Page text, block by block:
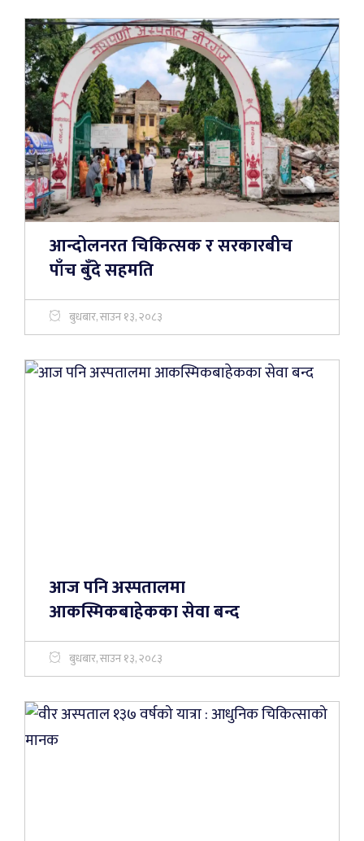
आन्दोलनरत चिकित्सक र सरकारबीच
पाँच बुँदे सहमति
बुधबार, साउन १३, २०८३
आज पनि अस्पतालमा
आकस्मिकबाहेकका सेवा बन्द
बुधबार, साउन १३, २०८३